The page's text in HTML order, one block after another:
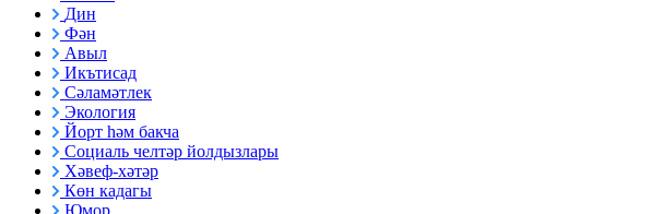
Дин
Фән
Авыл
Икътисад
Сәламәтлек
Экология
Йорт һәм бакча
Социаль челтәр йолдызлары
Хәвеф-хәтәр
Көн кадагы
Юмор